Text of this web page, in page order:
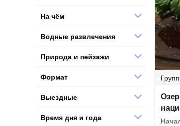
На чём
Водные развлечения
Природа и пейзажи
Формат
Выездные
Время дня и года